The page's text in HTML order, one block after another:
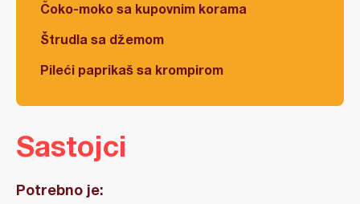
Čoko-moko sa kupovnim korama
Štrudla sa džemom
Pileći paprikaš sa krompirom
Sastojci
Potrebno je: